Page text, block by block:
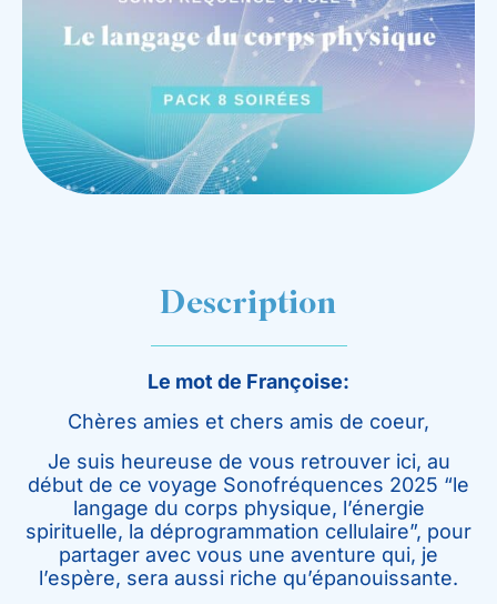
Description
Le mot de Françoise:
Chères amies et chers amis de coeur,
Je suis heureuse de vous retrouver ici, au
début de ce voyage Sonofréquences 2025 “le
langage du corps physique, l’énergie
spirituelle, la déprogrammation cellulaire”, pour
partager avec vous une aventure qui, je
l’espère, sera aussi riche qu’épanouissante.